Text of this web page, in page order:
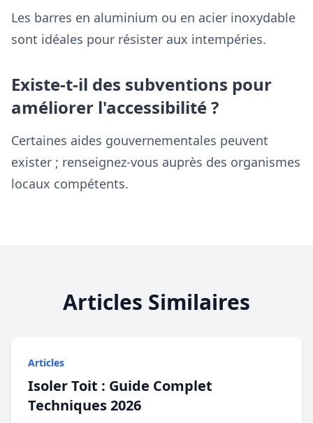
Les barres en aluminium ou en acier inoxydable
sont idéales pour résister aux intempéries.
Existe-t-il des subventions pour
améliorer l'accessibilité ?
Certaines aides gouvernementales peuvent
exister ; renseignez-vous auprès des organismes
locaux compétents.
Articles Similaires
Articles
Isoler Toit : Guide Complet
Techniques 2026